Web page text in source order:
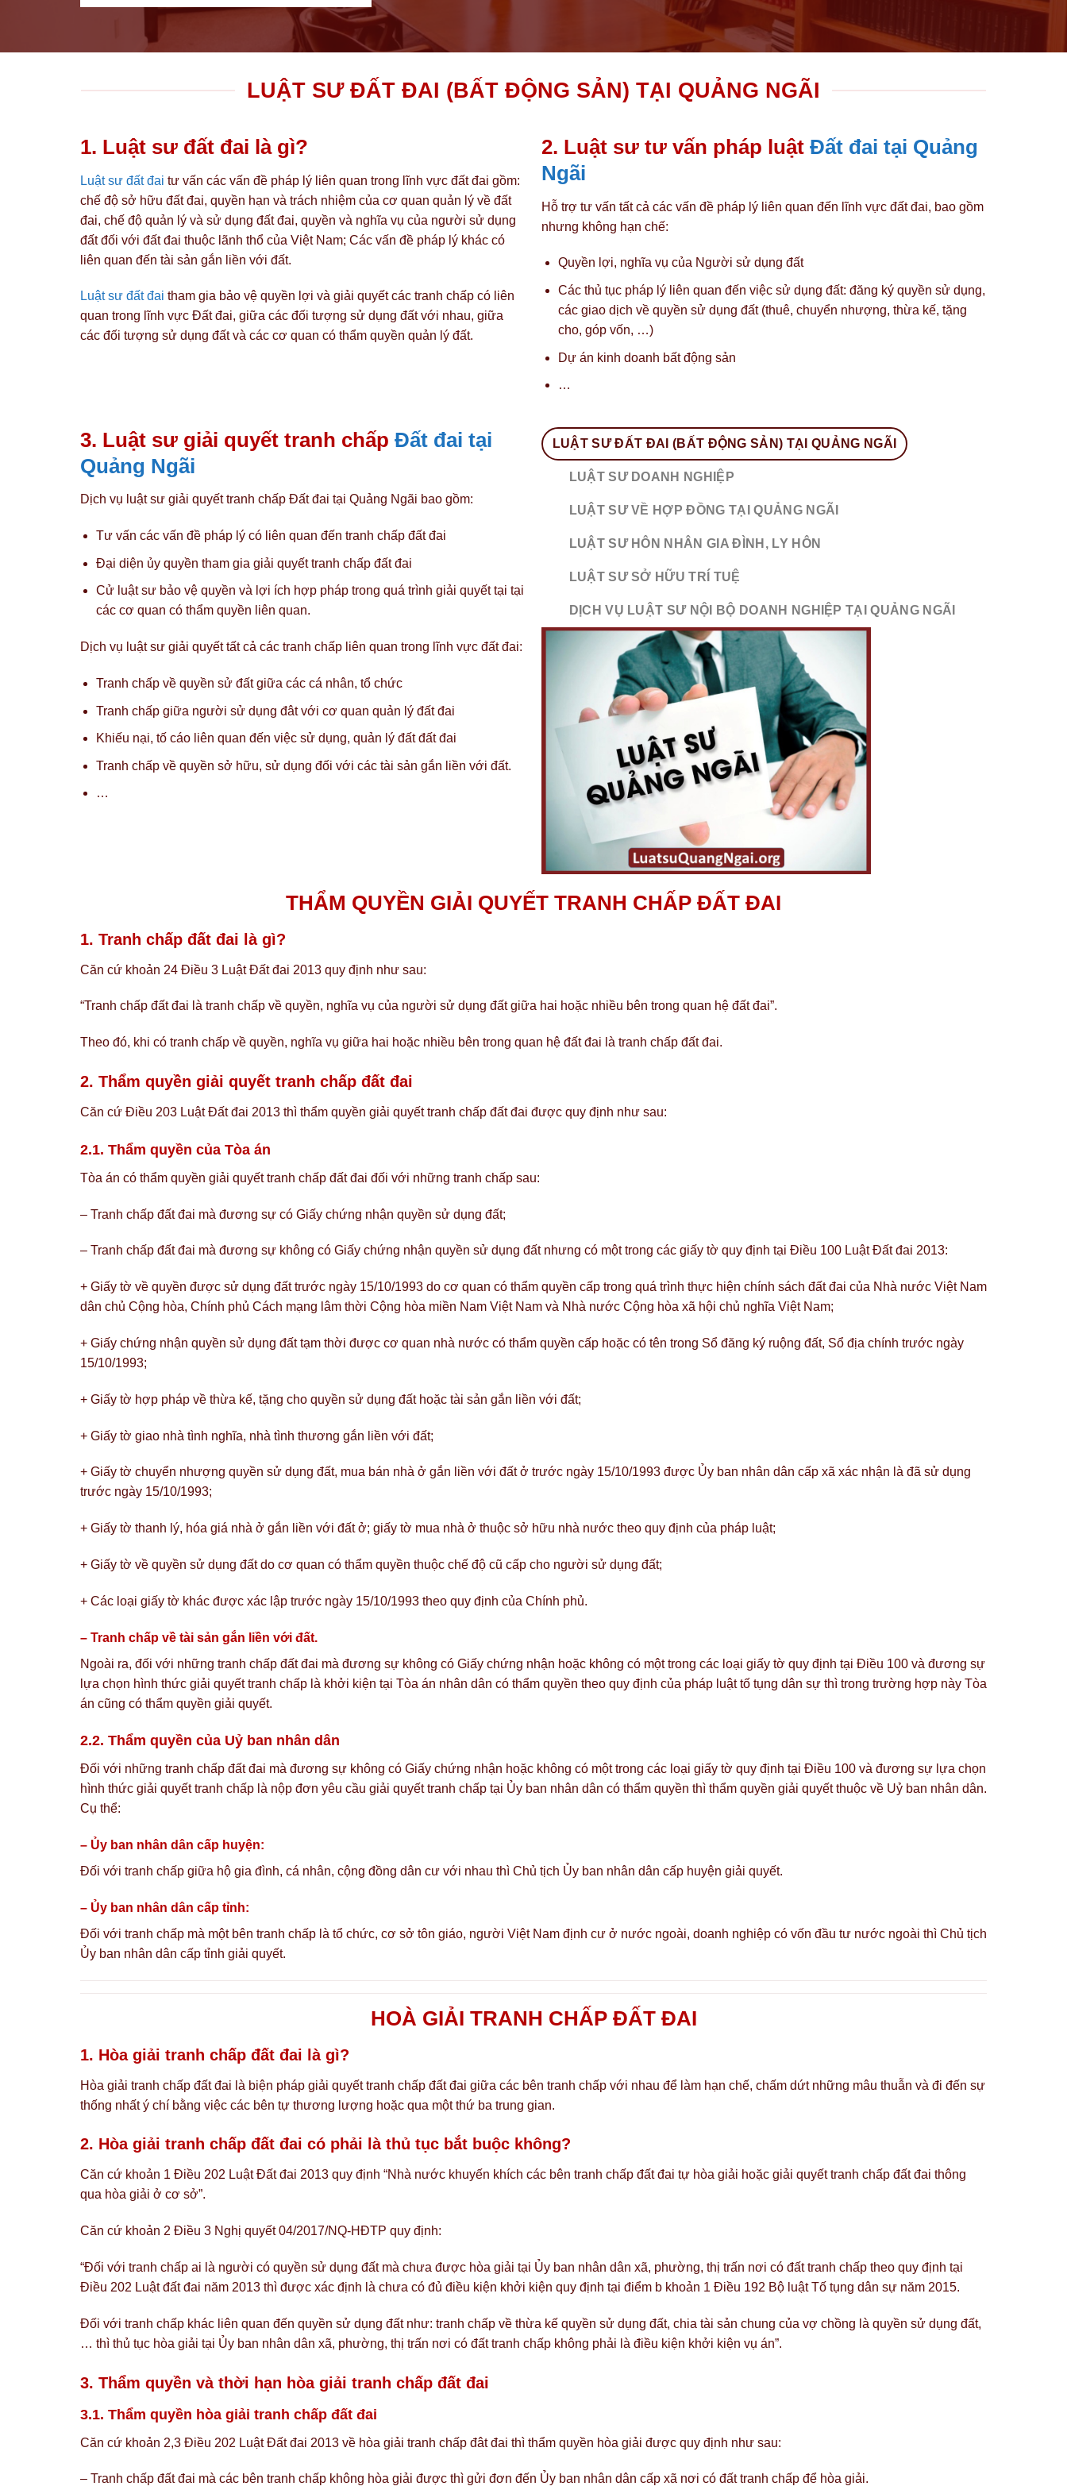
LUẬT SƯ ĐẤT ĐAI (BẤT ĐỘNG SẢN) TẠI QUẢNG NGÃI
1. Luật sư đất đai là gì?
Luật sư đất đai tư vấn các vấn đề pháp lý liên quan trong lĩnh vực đất đai gồm:
chế độ sở hữu đất đai, quyền hạn và trách nhiệm của cơ quan quản lý về đất
đai, chế độ quản lý và sử dụng đất đai, quyền và nghĩa vụ của người sử dụng
đất đối với đất đai thuộc lãnh thổ của Việt Nam; Các vấn đề pháp lý khác có
liên quan đến tài sản gắn liền với đất.
Luật sư đất đai tham gia bảo vệ quyền lợi và giải quyết các tranh chấp có liên
quan trong lĩnh vực Đất đai, giữa các đối tượng sử dụng đất với nhau, giữa
các đối tượng sử dụng đất và các cơ quan có thẩm quyền quản lý đất.
2. Luật sư tư vấn pháp luật Đất đai tại Quảng
Ngãi
Hỗ trợ tư vấn tất cả các vấn đề pháp lý liên quan đến lĩnh vực đất đai, bao gồm
nhưng không hạn chế:
Quyền lợi, nghĩa vụ của Người sử dụng đất
Các thủ tục pháp lý liên quan đến việc sử dụng đất: đăng ký quyền sử dụng,
các giao dịch về quyền sử dụng đất (thuê, chuyển nhượng, thừa kế, tặng
cho, góp vốn, …)
Dự án kinh doanh bất động sản
…
3. Luật sư giải quyết tranh chấp Đất đai tại
Quảng Ngãi
Dịch vụ luật sư giải quyết tranh chấp Đất đai tại Quảng Ngãi bao gồm:
Tư vấn các vấn đề pháp lý có liên quan đến tranh chấp đất đai
Đại diện ủy quyền tham gia giải quyết tranh chấp đất đai
Cử luật sư bảo vệ quyền và lợi ích hợp pháp trong quá trình giải quyết tại tại
các cơ quan có thẩm quyền liên quan.
Dịch vụ luật sư giải quyết tất cả các tranh chấp liên quan trong lĩnh vực đất đai:
Tranh chấp về quyền sử đất giữa các cá nhân, tổ chức
Tranh chấp giữa người sử dụng đât với cơ quan quản lý đất đai
Khiếu nại, tố cáo liên quan đến việc sử dụng, quản lý đất đất đai
Tranh chấp về quyền sở hữu, sử dụng đối với các tài sản gắn liền với đất.
…
LUẬT SƯ ĐẤT ĐAI (BẤT ĐỘNG SẢN) TẠI QUẢNG NGÃI
LUẬT SƯ DOANH NGHIỆP
LUẬT SƯ VỀ HỢP ĐỒNG TẠI QUẢNG NGÃI
LUẬT SƯ HÔN NHÂN GIA ĐÌNH, LY HÔN
LUẬT SƯ SỞ HỮU TRÍ TUỆ
DỊCH VỤ LUẬT SƯ NỘI BỘ DOANH NGHIỆP TẠI QUẢNG NGÃI
THẨM QUYỀN GIẢI QUYẾT TRANH CHẤP ĐẤT ĐAI
1. Tranh chấp đất đai là gì?
Căn cứ khoản 24 Điều 3 Luật Đất đai 2013 quy định như sau:
“Tranh chấp đất đai là tranh chấp về quyền, nghĩa vụ của người sử dụng đất giữa hai hoặc nhiều bên trong quan hệ đất đai”.
Theo đó, khi có tranh chấp về quyền, nghĩa vụ giữa hai hoặc nhiều bên trong quan hệ đất đai là tranh chấp đất đai.
2. Thẩm quyền giải quyết tranh chấp đất đai
Căn cứ Điều 203 Luật Đất đai 2013 thì thẩm quyền giải quyết tranh chấp đất đai được quy định như sau:
2.1. Thẩm quyền của Tòa án
Tòa án có thẩm quyền giải quyết tranh chấp đất đai đối với những tranh chấp sau:
– Tranh chấp đất đai mà đương sự có Giấy chứng nhận quyền sử dụng đất;
– Tranh chấp đất đai mà đương sự không có Giấy chứng nhận quyền sử dụng đất nhưng có một trong các giấy tờ quy định tại Điều 100 Luật Đất đai 2013:
+ Giấy tờ về quyền được sử dụng đất trước ngày 15/10/1993 do cơ quan có thẩm quyền cấp trong quá trình thực hiện chính sách đất đai của Nhà nước Việt Nam
dân chủ Cộng hòa, Chính phủ Cách mạng lâm thời Cộng hòa miền Nam Việt Nam và Nhà nước Cộng hòa xã hội chủ nghĩa Việt Nam;
+ Giấy chứng nhận quyền sử dụng đất tạm thời được cơ quan nhà nước có thẩm quyền cấp hoặc có tên trong Sổ đăng ký ruộng đất, Sổ địa chính trước ngày
15/10/1993;
+ Giấy tờ hợp pháp về thừa kế, tặng cho quyền sử dụng đất hoặc tài sản gắn liền với đất;
+ Giấy tờ giao nhà tình nghĩa, nhà tình thương gắn liền với đất;
+ Giấy tờ chuyển nhượng quyền sử dụng đất, mua bán nhà ở gắn liền với đất ở trước ngày 15/10/1993 được Ủy ban nhân dân cấp xã xác nhận là đã sử dụng
trước ngày 15/10/1993;
+ Giấy tờ thanh lý, hóa giá nhà ở gắn liền với đất ở; giấy tờ mua nhà ở thuộc sở hữu nhà nước theo quy định của pháp luật;
+ Giấy tờ về quyền sử dụng đất do cơ quan có thẩm quyền thuộc chế độ cũ cấp cho người sử dụng đất;
+ Các loại giấy tờ khác được xác lập trước ngày 15/10/1993 theo quy định của Chính phủ.
– Tranh chấp về tài sản gắn liền với đất.
Ngoài ra, đối với những tranh chấp đất đai mà đương sự không có Giấy chứng nhận hoặc không có một trong các loại giấy tờ quy định tại Điều 100 và đương sự
lựa chọn hình thức giải quyết tranh chấp là khởi kiện tại Tòa án nhân dân có thẩm quyền theo quy định của pháp luật tố tụng dân sự thì trong trường hợp này Tòa
án cũng có thẩm quyền giải quyết.
2.2. Thẩm quyền của Uỷ ban nhân dân
Đối với những tranh chấp đất đai mà đương sự không có Giấy chứng nhận hoặc không có một trong các loại giấy tờ quy định tại Điều 100 và đương sự lựa chọn
hình thức giải quyết tranh chấp là nộp đơn yêu cầu giải quyết tranh chấp tại Ủy ban nhân dân có thẩm quyền thì thẩm quyền giải quyết thuộc về Uỷ ban nhân dân.
Cụ thể:
– Ủy ban nhân dân cấp huyện:
Đối với tranh chấp giữa hộ gia đình, cá nhân, cộng đồng dân cư với nhau thì Chủ tịch Ủy ban nhân dân cấp huyện giải quyết.
– Ủy ban nhân dân cấp tỉnh:
Đối với tranh chấp mà một bên tranh chấp là tổ chức, cơ sở tôn giáo, người Việt Nam định cư ở nước ngoài, doanh nghiệp có vốn đầu tư nước ngoài thì Chủ tịch
Ủy ban nhân dân cấp tỉnh giải quyết.
HOÀ GIẢI TRANH CHẤP ĐẤT ĐAI
1. Hòa giải tranh chấp đất đai là gì?
Hòa giải tranh chấp đất đai là biện pháp giải quyết tranh chấp đất đai giữa các bên tranh chấp với nhau để làm hạn chế, chấm dứt những mâu thuẫn và đi đến sự
thống nhất ý chí bằng việc các bên tự thương lượng hoặc qua một thứ ba trung gian.
2. Hòa giải tranh chấp đất đai có phải là thủ tục bắt buộc không?
Căn cứ khoản 1 Điều 202 Luật Đất đai 2013 quy định “Nhà nước khuyến khích các bên tranh chấp đất đai tự hòa giải hoặc giải quyết tranh chấp đất đai thông
qua hòa giải ở cơ sở”.
Căn cứ khoản 2 Điều 3 Nghị quyết 04/2017/NQ-HĐTP quy định:
“Đối với tranh chấp ai là người có quyền sử dụng đất mà chưa được hòa giải tại Ủy ban nhân dân xã, phường, thị trấn nơi có đất tranh chấp theo quy định tại
Điều 202 Luật đất đai năm 2013 thì được xác định là chưa có đủ điều kiện khởi kiện quy định tại điểm b khoản 1 Điều 192 Bộ luật Tố tụng dân sự năm 2015.
Đối với tranh chấp khác liên quan đến quyền sử dụng đất như: tranh chấp về thừa kế quyền sử dụng đất, chia tài sản chung của vợ chồng là quyền sử dụng đất,
… thì thủ tục hòa giải tại Ủy ban nhân dân xã, phường, thị trấn nơi có đất tranh chấp không phải là điều kiện khởi kiện vụ án”.
3. Thẩm quyền và thời hạn hòa giải tranh chấp đất đai
3.1. Thẩm quyền hòa giải tranh chấp đất đai
Căn cứ khoản 2,3 Điều 202 Luật Đất đai 2013 về hòa giải tranh chấp đât đai thì thẩm quyền hòa giải được quy định như sau:
– Tranh chấp đất đai mà các bên tranh chấp không hòa giải được thì gửi đơn đến Ủy ban nhân dân cấp xã nơi có đất tranh chấp để hòa giải.